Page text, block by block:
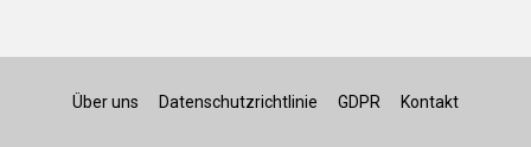
Über uns Datenschutzrichtlinie GDPR Kontakt